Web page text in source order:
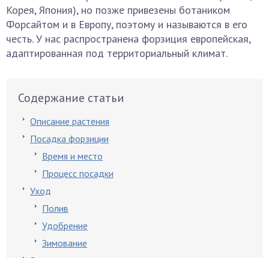
Корея, Япония), но позже привезены ботаником
Форсайтом и в Европу, поэтому и называются в его
честь. У нас распространена форзиция европейская,
адаптированная под территориальный климат.
Содержание статьи
Описание растения
Посадка форзиции
Время и место
Процесс посадки
Уход
Полив
Удобрение
Зимование